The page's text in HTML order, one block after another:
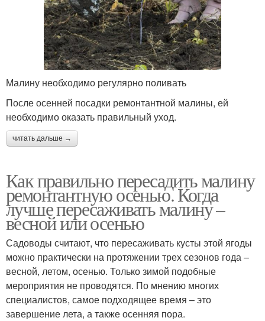
Малину необходимо регулярно поливать
После осенней посадки ремонтантной малины, ей
необходимо оказать правильный уход.
читать дальше →
Как правильно пересадить малину
ремонтантную осенью. Когда
лучше пересаживать малину –
весной или осенью
Садоводы считают, что пересаживать кусты этой ягоды
можно практически на протяжении трех сезонов года –
весной, летом, осенью. Только зимой подобные
мероприятия не проводятся. По мнению многих
специалистов, самое подходящее время – это
завершение лета, а также осенняя пора.